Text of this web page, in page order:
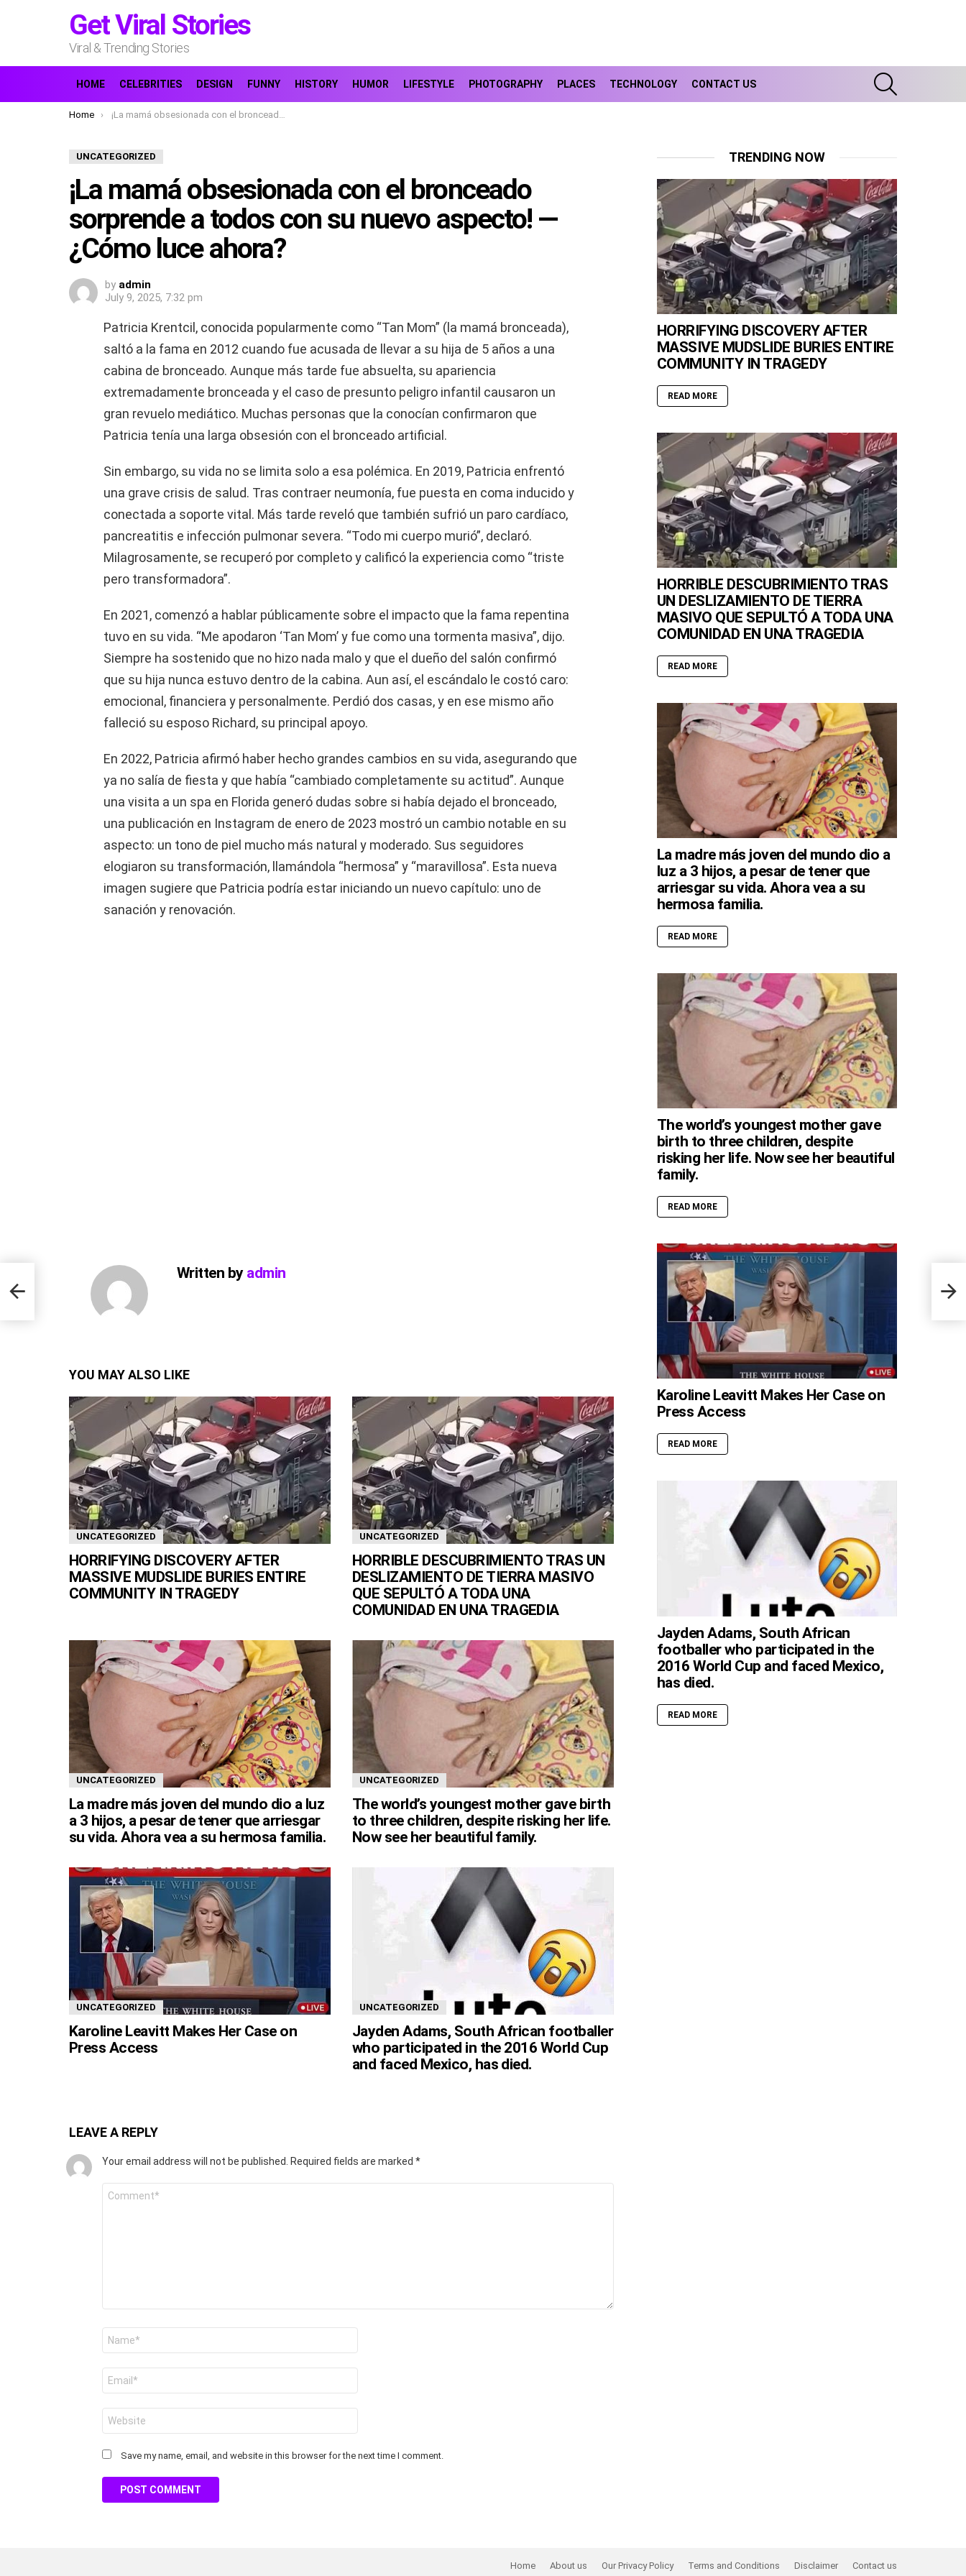
Get Viral Stories
Viral & Trending Stories
HOME CELEBRITIES DESIGN FUNNY HISTORY HUMOR LIFESTYLE PHOTOGRAPHY PLACES TECHNOLOGY CONTACT US
You are here:
Home ¡La mamá obsesionada con el bronceado sorprende a todos con su nuevo aspecto! — ¿Cómo luce ahora?
UNCATEGORIZED
¡La mamá obsesionada con el bronceado
sorprende a todos con su nuevo aspecto! —
¿Cómo luce ahora?
by admin
July 9, 2025, 7:32 pm
Patricia Krentcil, conocida popularmente como “Tan Mom” (la mamá bronceada),
saltó a la fama en 2012 cuando fue acusada de llevar a su hija de 5 años a una
cabina de bronceado. Aunque más tarde fue absuelta, su apariencia
extremadamente bronceada y el caso de presunto peligro infantil causaron un
gran revuelo mediático. Muchas personas que la conocían confirmaron que
Patricia tenía una larga obsesión con el bronceado artificial.
Sin embargo, su vida no se limita solo a esa polémica. En 2019, Patricia enfrentó
una grave crisis de salud. Tras contraer neumonía, fue puesta en coma inducido y
conectada a soporte vital. Más tarde reveló que también sufrió un paro cardíaco,
pancreatitis e infección pulmonar severa. “Todo mi cuerpo murió”, declaró.
Milagrosamente, se recuperó por completo y calificó la experiencia como “triste
pero transformadora”.
En 2021, comenzó a hablar públicamente sobre el impacto que la fama repentina
tuvo en su vida. “Me apodaron ‘Tan Mom’ y fue como una tormenta masiva”, dijo.
Siempre ha sostenido que no hizo nada malo y que el dueño del salón confirmó
que su hija nunca estuvo dentro de la cabina. Aun así, el escándalo le costó caro:
emocional, financiera y personalmente. Perdió dos casas, y en ese mismo año
falleció su esposo Richard, su principal apoyo.
En 2022, Patricia afirmó haber hecho grandes cambios en su vida, asegurando que
ya no salía de fiesta y que había “cambiado completamente su actitud”. Aunque
una visita a un spa en Florida generó dudas sobre si había dejado el bronceado,
una publicación en Instagram de enero de 2023 mostró un cambio notable en su
aspecto: un tono de piel mucho más natural y moderado. Sus seguidores
elogiaron su transformación, llamándola “hermosa” y “maravillosa”. Esta nueva
imagen sugiere que Patricia podría estar iniciando un nuevo capítulo: uno de
sanación y renovación.
Written by admin
YOU MAY ALSO LIKE
UNCATEGORIZED
HORRIFYING DISCOVERY AFTER
MASSIVE MUDSLIDE BURIES ENTIRE
COMMUNITY IN TRAGEDY
UNCATEGORIZED
HORRIBLE DESCUBRIMIENTO TRAS UN
DESLIZAMIENTO DE TIERRA MASIVO
QUE SEPULTÓ A TODA UNA
COMUNIDAD EN UNA TRAGEDIA
UNCATEGORIZED
La madre más joven del mundo dio a luz
a 3 hijos, a pesar de tener que arriesgar
su vida. Ahora vea a su hermosa familia.
UNCATEGORIZED
The world’s youngest mother gave birth
to three children, despite risking her life.
Now see her beautiful family.
UNCATEGORIZED
Karoline Leavitt Makes Her Case on
Press Access
UNCATEGORIZED
Jayden Adams, South African footballer
who participated in the 2016 World Cup
and faced Mexico, has died.
LEAVE A REPLY
Your email address will not be published. Required fields are marked *
Save my name, email, and website in this browser for the next time I comment.
—
TRENDING NOW
HORRIFYING DISCOVERY AFTER
MASSIVE MUDSLIDE BURIES ENTIRE
COMMUNITY IN TRAGEDY
READ MORE
HORRIBLE DESCUBRIMIENTO TRAS
UN DESLIZAMIENTO DE TIERRA
MASIVO QUE SEPULTÓ A TODA UNA
COMUNIDAD EN UNA TRAGEDIA
READ MORE
La madre más joven del mundo dio a
luz a 3 hijos, a pesar de tener que
arriesgar su vida. Ahora vea a su
hermosa familia.
READ MORE
The world’s youngest mother gave
birth to three children, despite
risking her life. Now see her beautiful
family.
READ MORE
Karoline Leavitt Makes Her Case on
Press Access
READ MORE
Jayden Adams, South African
footballer who participated in the
2016 World Cup and faced Mexico,
has died.
READ MORE
Home About us Our Privacy Policy Terms and Conditions Disclaimer Contact us